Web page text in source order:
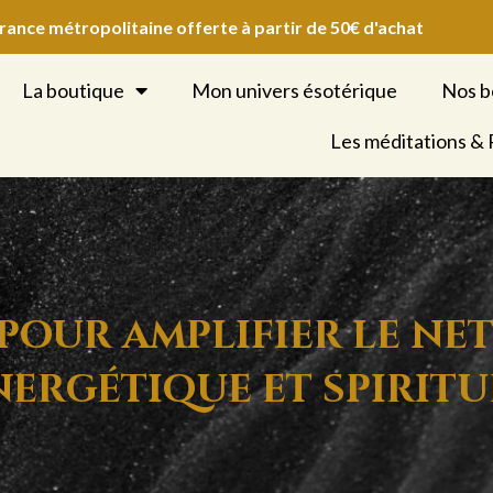
métropolitaine offerte à partir de 50€ d'achat
La boutique Mon univers ésotérique Nos
Les méditations &
amplifier le
et